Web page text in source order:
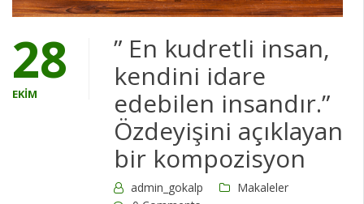
28
EKIM
” En kudretli insan,
kendini idare
edebilen insandır.”
Özdeyişini açıklayan
bir kompozisyon
admin_gokalp
Makaleler